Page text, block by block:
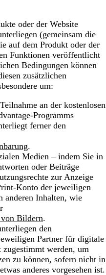
oder der Website
(gemeinsam die
auf dem Produkt oder der
Funktionen veröffentlicht
Bedingungen können
zusätzlichen
um:
an der kostenlosen
Programms
ferner den
.
Medien – indem Sie in
oder Beiträge
zur Anzeige
Konto der jeweiligen
anderen Inhalten, wie
Bildern.
den
Partner für digitale
zugestimmt werden, um
zu können, sofern nicht in
anderes vorgesehen ist.